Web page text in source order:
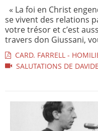
« La foi en Christ
se vivent des relations
votre trésor et c’est
travers don Giussani,
CARD. FARRELL -
SALUTATIONS DE